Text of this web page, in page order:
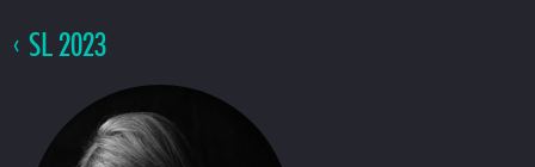
SL 2023